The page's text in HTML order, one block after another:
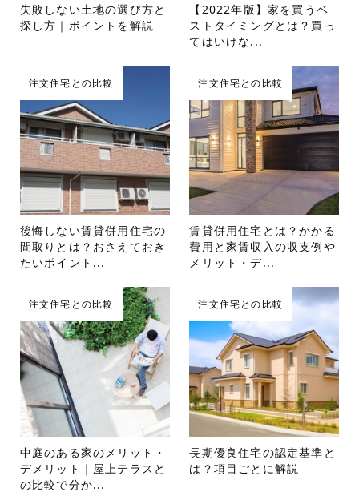
失敗しない土地の選び方と
探し方｜ポイントを解説
【2022年版】家を買うベ
ストタイミングとは？買っ
てはいけな...
注文住宅との比較
後悔しない賃貸併用住宅の
間取りとは？おさえておき
たいポイント...
注文住宅との比較
賃貸併用住宅とは？かかる
費用と家賃収入の収支例や
メリット・デ...
注文住宅との比較
中庭のある家のメリット・
デメリット｜屋上テラスと
の比較で分か...
注文住宅との比較
長期優良住宅の認定基準と
は？項目ごとに解説